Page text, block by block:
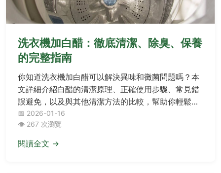
洗衣機加白醋：徹底清潔、除臭、保養
的完整指南
你知道洗衣機加白醋可以解決異味和黴菌問題嗎？本
文詳細介紹白醋的清潔原理、正確使用步驟、常見錯
誤避免，以及與其他清潔方法的比較，幫助你輕鬆保
養洗衣機，延長使用壽命。
📅 2026-01-16
👁️ 267 次瀏覽